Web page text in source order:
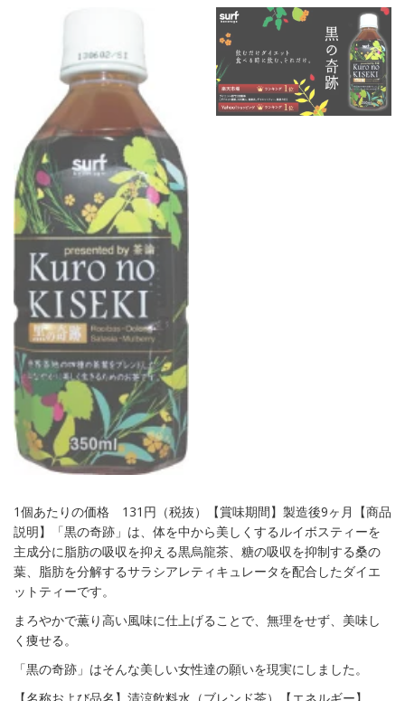
1個あたりの価格 131円（税抜）【賞味期間】製造後9ヶ月【商品
説明】「黒の奇跡」は、体を中から美しくするルイボスティーを
主成分に脂肪の吸収を抑える黒烏龍茶、糖の吸収を抑制する桑の
葉、脂肪を分解するサラシアレティキュレータを配合したダイエ
ットティーです。
まろやかで薫り高い風味に仕上げることで、無理をせず、美味し
く痩せる。
「黒の奇跡」はそんな美しい女性達の願いを現実にしました。